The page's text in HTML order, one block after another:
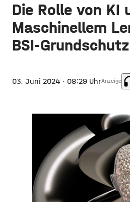
Die Rolle von KI
Maschinellem
BSI-
03. Juni 2024 · 08:29 UhrAnzeige